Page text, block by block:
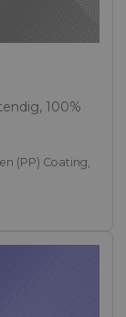
100%
(PP) Coating,